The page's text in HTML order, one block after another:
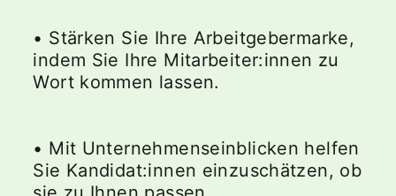
• Stärken Sie Ihre Arbeitgebermarke,
indem Sie Ihre Mitarbeiter:innen zu
Wort kommen lassen.
• Mit Unternehmenseinblicken helfen
Sie Kandidat:innen einzuschätzen, ob